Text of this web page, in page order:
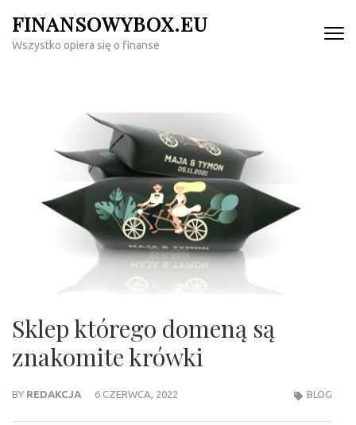
content
FINANSOWYBOX.EU
Wszystko opiera się o finanse
Sklep którego domeną są
znakomite krówki
BY REDAKCJA 6 CZERWCA, 2022 BLOG